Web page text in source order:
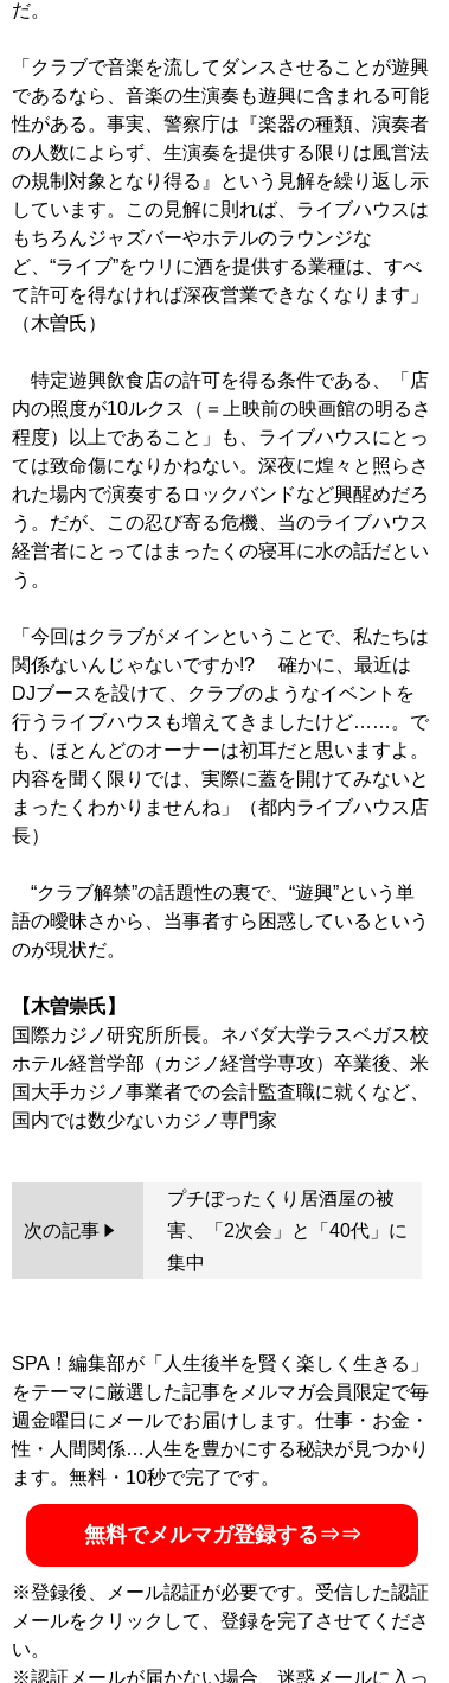
だ。
「クラブで音楽を流してダンスさせることが遊興
であるなら、音楽の生演奏も遊興に含まれる可能
性がある。事実、警察庁は『楽器の種類、演奏者
の人数によらず、生演奏を提供する限りは風営法
の規制対象となり得る』という見解を繰り返し示
しています。この見解に則れば、ライブハウスは
もちろんジャズバーやホテルのラウンジな
ど、“ライブ”をウリに酒を提供する業種は、すべ
て許可を得なければ深夜営業できなくなります」
（木曽氏）
特定遊興飲食店の許可を得る条件である、「店
内の照度が10ルクス（＝上映前の映画館の明るさ
程度）以上であること」も、ライブハウスにとっ
ては致命傷になりかねない。深夜に煌々と照らさ
れた場内で演奏するロックバンドなど興醒めだろ
う。だが、この忍び寄る危機、当のライブハウス
経営者にとってはまったくの寝耳に水の話だとい
う。
「今回はクラブがメインということで、私たちは
関係ないんじゃないですか!? 確かに、最近は
DJブースを設けて、クラブのようなイベントを
行うライブハウスも増えてきましたけど……。で
も、ほとんどのオーナーは初耳だと思いますよ。
内容を聞く限りでは、実際に蓋を開けてみないと
まったくわかりませんね」（都内ライブハウス店
長）
“クラブ解禁”の話題性の裏で、“遊興”という単
語の曖昧さから、当事者すら困惑しているという
のが現状だ。
【木曽崇氏】
国際カジノ研究所所長。ネバダ大学ラスベガス校
ホテル経営学部（カジノ経営学専攻）卒業後、米
国大手カジノ事業者での会計監査職に就くなど、
次の記事
プチぼったくり居酒屋の被
害、「2次会」と「40代」に
集中
SPA！編集部が「人生後半を賢く楽しく生きる」
をテーマに厳選した記事をメルマガ会員限定で毎
週金曜日にメールでお届けします。仕事・お金・
性・人間関係…人生を豊かにする秘訣が見つかり
ます。無料・10秒で完了です。
無料でメルマガ登録する⇒⇒
※登録後、メール認証が必要です。受信した認証
メールをクリックして、登録を完了させてくださ
い。
※認証メールが届かない場合、迷惑メールに入っ